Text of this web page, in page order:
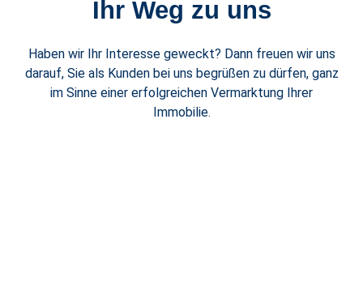
Ihr Weg zu uns
Haben wir Ihr Interesse geweckt? Dann freuen wir uns
darauf, Sie als Kunden bei uns begrüßen zu dürfen, ganz
im Sinne einer erfolgreichen Vermarktung Ihrer
Immobilie.